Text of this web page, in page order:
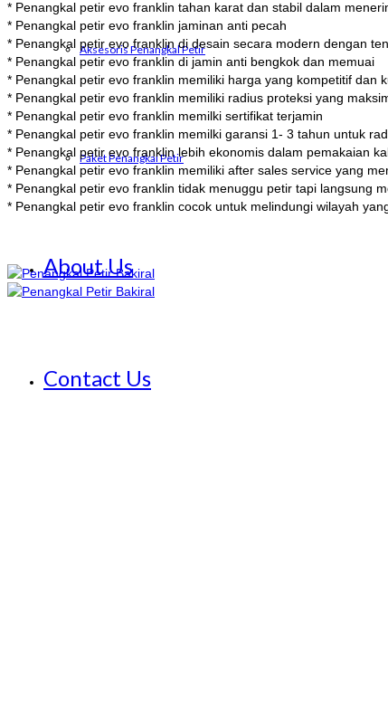
Aksesoris Penangkal Petir
Paket Penangkal Petir
About Us
Contact Us
* Penangkal petir evo franklin tahan karat dan stabil dalam
* Penangkal petir evo franklin jaminan anti pecah
* Penangkal petir evo franklin di desain secara modern dengan
* Penangkal petir evo franklin di jamin anti bengkok dan memuai
* Penangkal petir evo franklin memiliki harga yang kompetitif dan
* Penangkal petir evo franklin memiliki radius proteksi yang
* Penangkal petir evo franklin memilki sertifikat terjamin
* Penangkal petir evo franklin memilki garansi 1- 3 tahun untuk
* Penangkal petir evo franklin lebih ekonomis dalam pemakaian
* Penangkal petir evo franklin memiliki after sales service yang
* Penangkal petir evo franklin tidak menuggu petir tapi langsung
* Penangkal petir evo franklin cocok untuk melindungi wilayah